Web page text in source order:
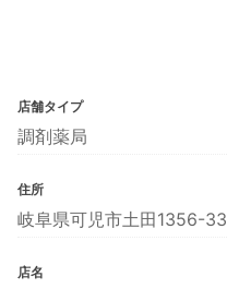
店舗タイプ
調剤薬局
住所
岐阜県可児市土田1356-33
店名